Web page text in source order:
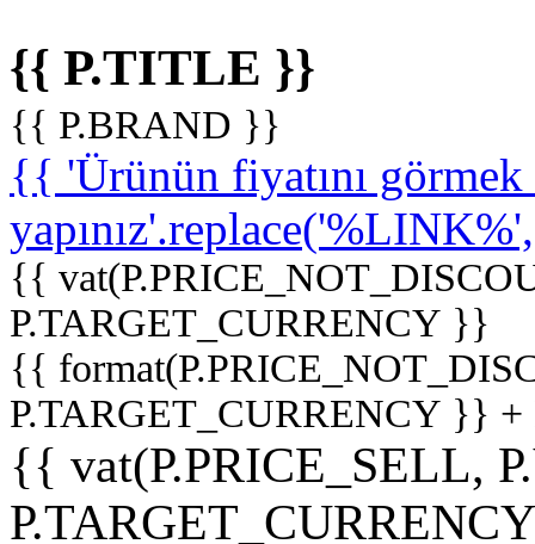
{{ P.TITLE }}
{{ P.BRAND }}
{{ 'Ürünün fiyatını
{{
P.TARGET_CURRENCY }}
{{
P.TARGET_CURRENCY }}
{{ vat(P.PRICE_SELL,